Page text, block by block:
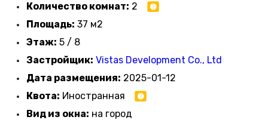
Количество комнат: 2
Площадь: 37 м2
Этаж: 5 / 8
Застройщик: Vistas Development Co., Ltd
Дата размещения: 2025-01-12
Квота: Иностранная
Вид из окна: на город